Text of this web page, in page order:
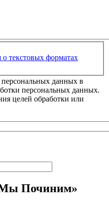
текстовых форматах
персональных данных в
персональных данных.
целей обработки или
Починим»